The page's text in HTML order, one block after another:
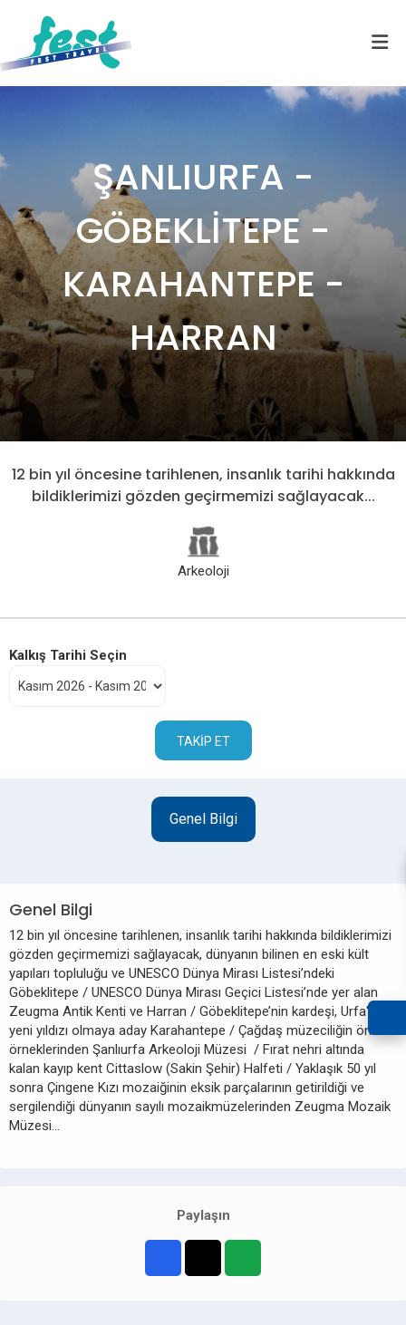
ŞANLIURFA -
GÖBEKLİTEPE -
KARAHANTEPE -
HARRAN
12 bin yıl öncesine tarihlenen, insanlık tarihi hakkında
bildiklerimizi gözden geçirmemizi sağlayacak...
Arkeoloji
Kalkış Tarihi Seçin
TAKIP ET
Genel Bilgi
Genel Bilgi
12 bin yıl öncesine tarihlenen, insanlık tarihi hakkında bildiklerimizi
gözden geçirmemizi sağlayacak, dünyanın bilinen en eski kült
yapıları topluluğu ve UNESCO Dünya Mirası Listesi’ndeki
Göbeklitepe / UNESCO Dünya Mirası Geçici Listesi’nde yer alan
Zeugma Antik Kenti ve Harran / Göbeklitepe’nin kardeşi, Urfa'nın
yeni yıldızı olmaya aday Karahantepe / Çağdaş müzeciliğin önemli
örneklerinden Şanlıurfa Arkeoloji Müzesi / Fırat nehri altında
kalan kayıp kent Cittaslow (Sakin Şehir) Halfeti / Yaklaşık 50 yıl
sonra Çingene Kızı mozaiğinin eksik parçalarının getirildiği ve
sergilendiği dünyanın sayılı mozaikmüzelerinden Zeugma Mozaik
Müzesi…
Paylaşın